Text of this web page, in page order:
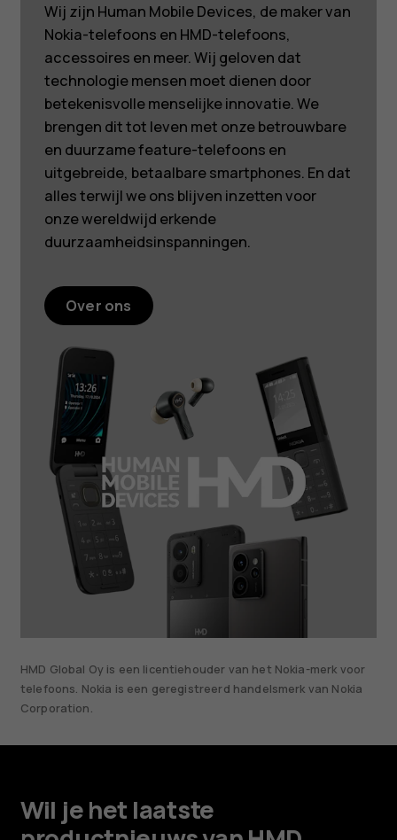
Wij zijn Human Mobile Devices, de maker van
Nokia-telefoons en HMD-telefoons,
accessoires en meer. Wij geloven dat
technologie mensen moet dienen door
betekenisvolle menselijke innovatie. We
brengen dit tot leven met onze betrouwbare
en duurzame feature-telefoons en
uitgebreide, betaalbare smartphones. En dat
alles terwijl we ons blijven inzetten voor
onze wereldwijd erkende
duurzaamheidsinspanningen.
Over ons
HMD Global Oy is een licentiehouder van het Nokia-merk voor
telefoons. Nokia is een geregistreerd handelsmerk van Nokia
Corporation.
Wil je het laatste